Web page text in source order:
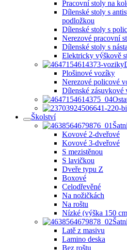
Pracovní stoly na
Dílenské stoly s
podložkou
Dílenské stoly s
Nerezové pracovní
Dílenské stoly s
Elektricky výškově
Plošinové vozíky
Nerezové policové
Dílenské zásuvkové
Školství
Kovové 2-dveřové
Kovové 3-dveřové
S mezistěnou
S lavičkou
Dveře typu Z
Boxové
Celodřevěné
Na nožičkách
Na roštu
Nízké (výška 150
Latě z masivu
Lamino deska
Bez roštu